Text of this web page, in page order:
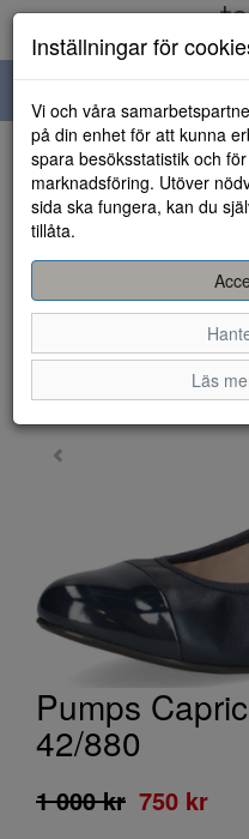
navigation
HEM
Pumps
42/880
1 000 kr 750 kr
Inställningar för
Vi och våra
på din enhet för att kunna
spara besöksstatistik och
marknadsföring. Utöver
sida ska fungera, kan du
tillåta.
Läs